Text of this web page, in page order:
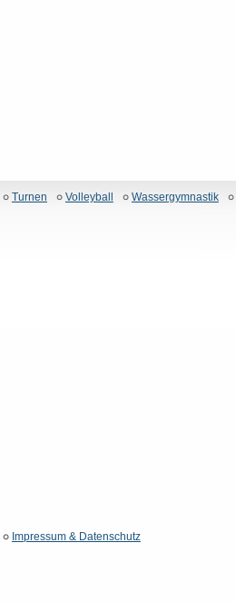
Turnen Volleyball Wassergymnastik
Impressum & Datenschutz